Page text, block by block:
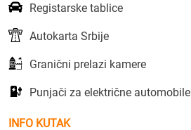
Registarske tablice
Autokarta Srbije
Granični prelazi kamere
Punjači za električne automobile
INFO KUTAK